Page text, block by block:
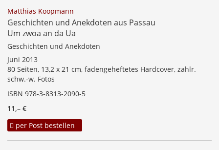
Matthias Koopmann
Geschichten und Anekdoten aus Passau
Um zwoa an da Ua
Geschichten und Anekdoten
Juni 2013
80 Seiten, 13,2 x 21 cm, fadengeheftetes Hardcover, zahlr.
schw.-w. Fotos
ISBN 978-3-8313-2090-5
11,– €
per Post bestellen